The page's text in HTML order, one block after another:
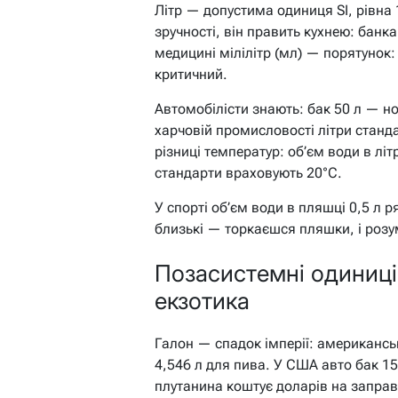
Літр — допустима одиниця SI,
зручності, він править кухнею:
медицині мілілітр (мл) —
критичний.
Автомобілісти знають: бак 50 л —
харчовій промисловості літри
різниці температур: об’єм води в
стандарти враховують 20°C.
У спорті об’єм води в пляшці 0,5 л
близькі — торкаєшся пляшки, і
Позасистемні
екзотика
Галон — спадок імперії:
4,546 л для пива. У США авто бак
плутанина коштує доларів на